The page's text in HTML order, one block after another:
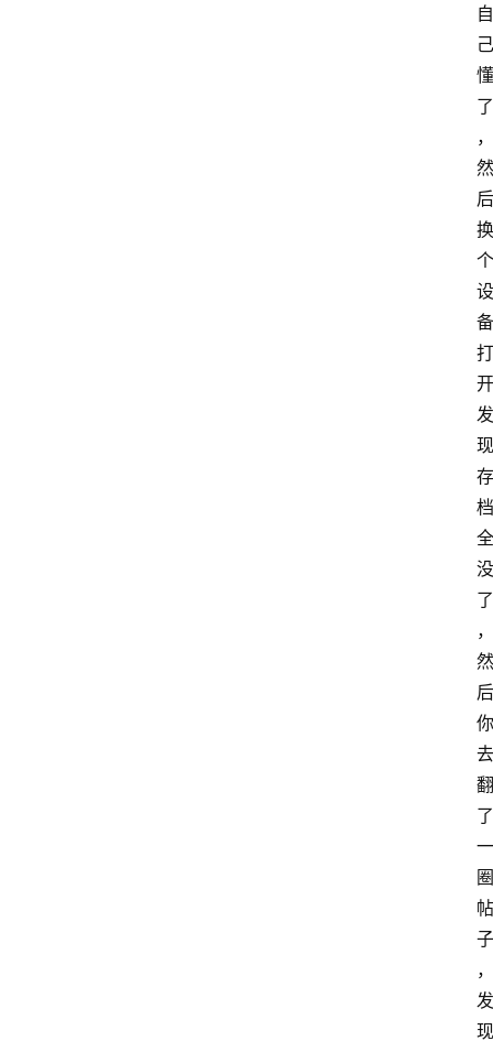
自
己
懂
了
，
然
后
换
个
设
备
打
开
发
现
存
档
全
没
了
，
然
后
你
去
翻
了
一
圈
帖
子
，
发
现